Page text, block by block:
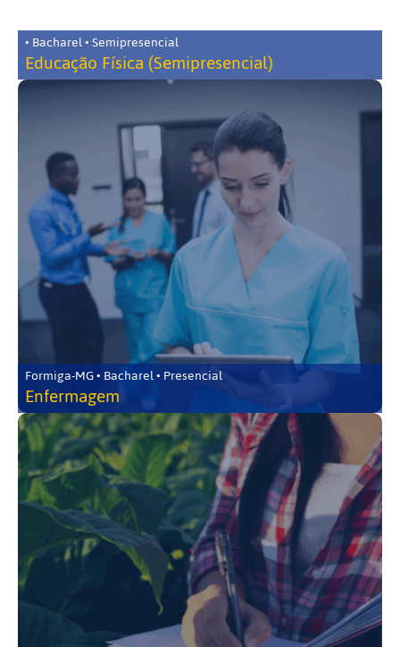
• Bacharel • Semipresencial
Educação Física (Semipresencial)
Formiga-MG • Bacharel • Presencial
Enfermagem